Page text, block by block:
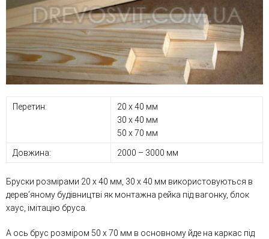
Перетин:
20 х 40 мм
30 х 40 мм
50 х 70 мм
Довжина: 2000 – 3000 мм
Бруски розмірами 20 х 40 мм, 30 х 40 мм використовуються в
дерев’яному будівництві як монтажна рейка під вагонку, блок
хаус, імітацію бруса.
А ось брус розміром 50 х 70 мм в основному йде на каркас під